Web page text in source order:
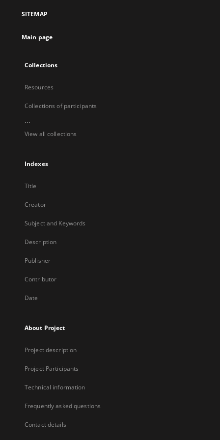
new
SITEMAP
Main page
Collections
Resources
Collections of participants
...
View all collections
Indexes
Title
Creator
Subject and Keywords
Description
Publisher
Contributor
Date
About Project
Project description
Project Participants
Technical information
Frequently asked questions
Contact details